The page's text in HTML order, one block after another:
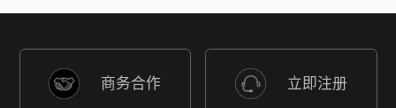
商务合作 立即注册